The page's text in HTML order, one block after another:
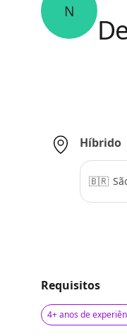
N
Híbrido
🇧🇷
Requisitos
4+ anos de